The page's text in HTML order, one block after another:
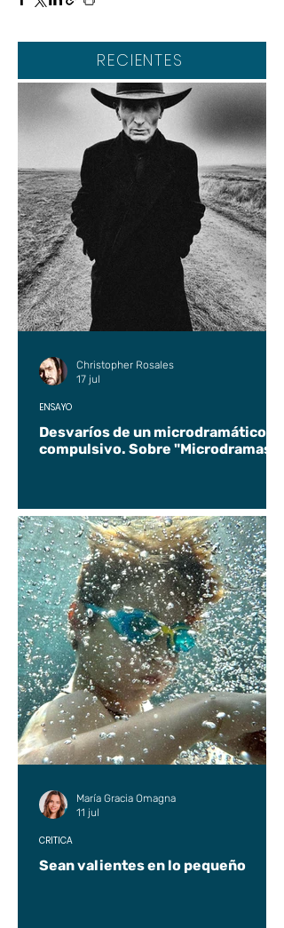
RECIENTES
Desvaríos de un microdramático
compulsivo. Sobre "Microdramas".
ENSAYO
Christopher Rosales
17 jul
Sean valientes en lo pequeño
CRÍTICA
María Gracia Omagna
11 jul